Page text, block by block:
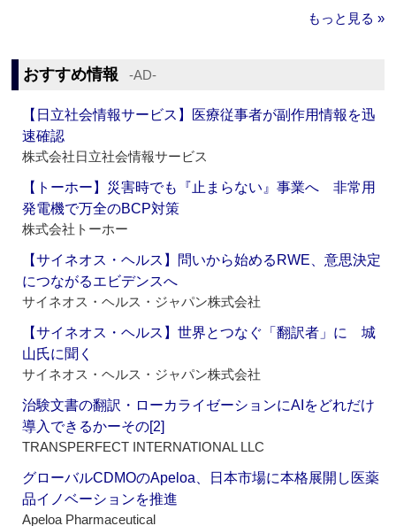
もっと見る »
おすすめ情報 ‐AD‐
【日立社会情報サービス】医療従事者が副作用情報を迅
速確認
株式会社日立社会情報サービス
【トーホー】災害時でも『止まらない』事業へ 非常用
発電機で万全のBCP対策
株式会社トーホー
【サイネオス・ヘルス】問いから始めるRWE、意思決定
につながるエビデンスへ
サイネオス・ヘルス・ジャパン株式会社
【サイネオス・ヘルス】世界とつなぐ「翻訳者」に 城
山氏に聞く
サイネオス・ヘルス・ジャパン株式会社
治験文書の翻訳・ローカライゼーションにAIをどれだけ
導入できるかーその[2]
TRANSPERFECT INTERNATIONAL LLC
グローバルCDMOのApeloa、日本市場に本格展開し医薬
品イノベーションを推進
Apeloa Pharmaceutical